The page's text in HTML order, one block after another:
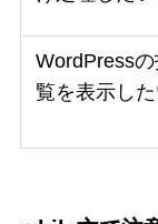
WordPress
覧を表示し